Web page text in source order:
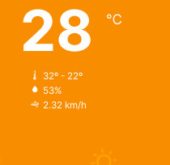
28 ℃
32º - 22º
53%
2.32 km/h